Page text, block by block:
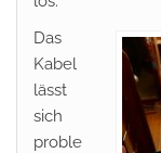
Das
Kabel
lässt
sich
proble